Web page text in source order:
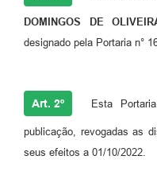
DOMINGOS DE
designado pela Portaria n°
Art. 2º Esta
publicação, revogadas as
seus efeitos a 01/10/2022.